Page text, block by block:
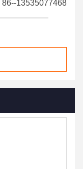
86--13535077468